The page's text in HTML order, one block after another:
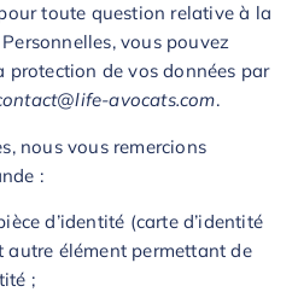
toute question relative à la
vous pouvez
protection de vos données par
avocats.com.
nous vous remercions
:
d’identité (carte d’identité
élément permettant de
;